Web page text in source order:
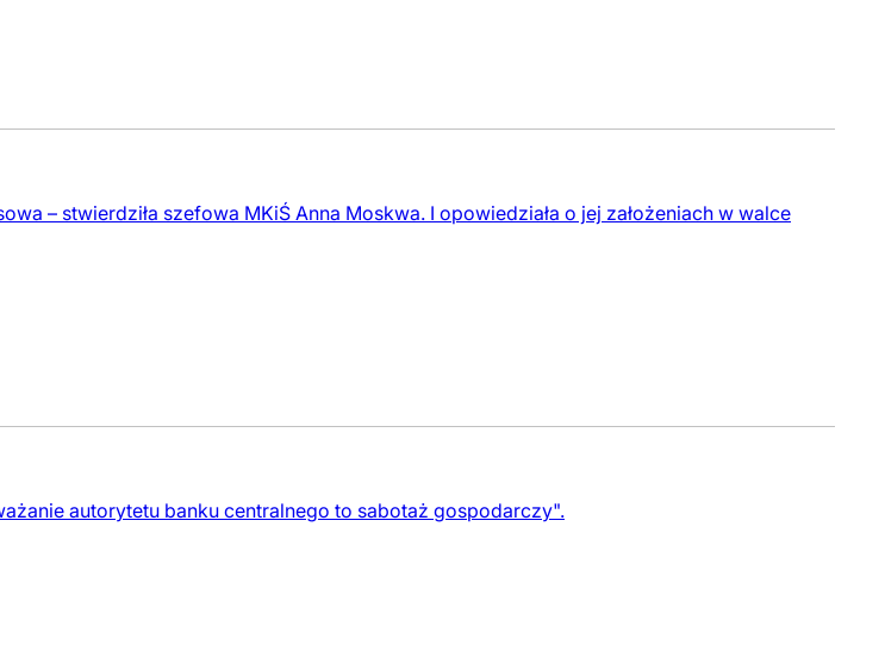
– stwierdziła szefowa MKiŚ Anna Moskwa. I opowiedziała o jej założeniach w walce
autorytetu banku centralnego to sabotaż gospodarczy".